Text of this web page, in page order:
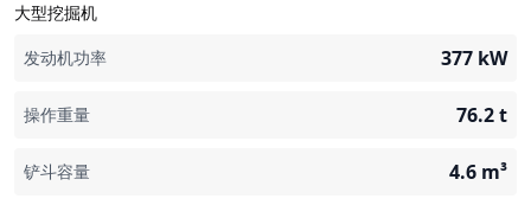
大型挖掘机
发动机功率
377 kW
操作重量 76.2t
铲斗容量 4.6 m³